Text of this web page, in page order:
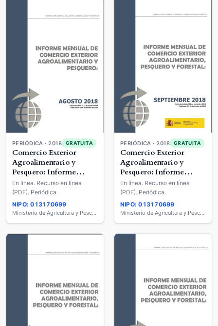
PERIÓDICA · 2018 GRATUITA
Comercio Exterior
Agroalimentario y
Pesquero: Informe
Mensual
En línea. Recurso en línea
(PDF). Periódica.
NIPO: 013170699
Ministerio de Agricultura y Pesca, Alimentación y Medio Ambiente
PERIÓDICA · 2018 GRATUITA
Comercio Exterior
Agroalimentario y
Pesquero: Informe
Mensual
En línea. Recurso en línea
(PDF). Periódica.
NIPO: 013170699
Ministerio de Agricultura y Pesca, Alimentación y Medio Ambiente